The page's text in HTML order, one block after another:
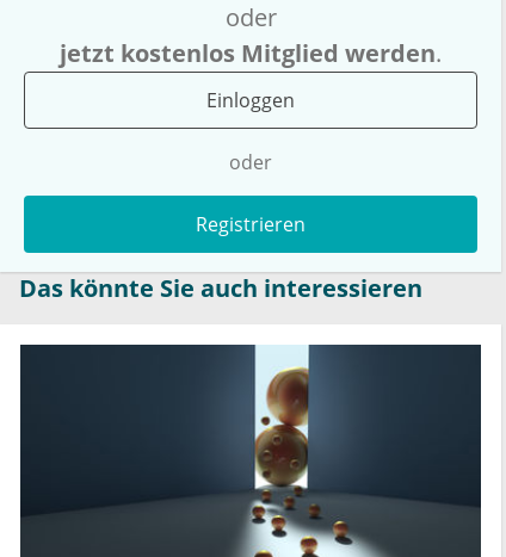
oder
jetzt kostenlos Mitglied werden.
Einloggen
oder
Registrieren
Das könnte Sie auch interessieren